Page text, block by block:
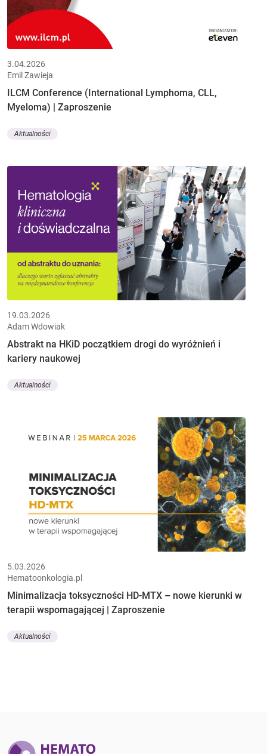
3.04.2026
Emil Zawieja
ILCM Conference (International Lymphoma, CLL,
Myeloma) | Zaproszenie
Aktualności
19.03.2026
Adam Wdowiak
Abstrakt na HKiD początkiem drogi do wyróżnień i
kariery naukowej
Aktualności
5.03.2026
Hematoonkologia.pl
Minimalizacja toksyczności HD-MTX – nowe kierunki w
terapii wspomagającej | Zaproszenie
Aktualności